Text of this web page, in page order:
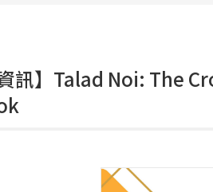
訊】Talad Noi: The